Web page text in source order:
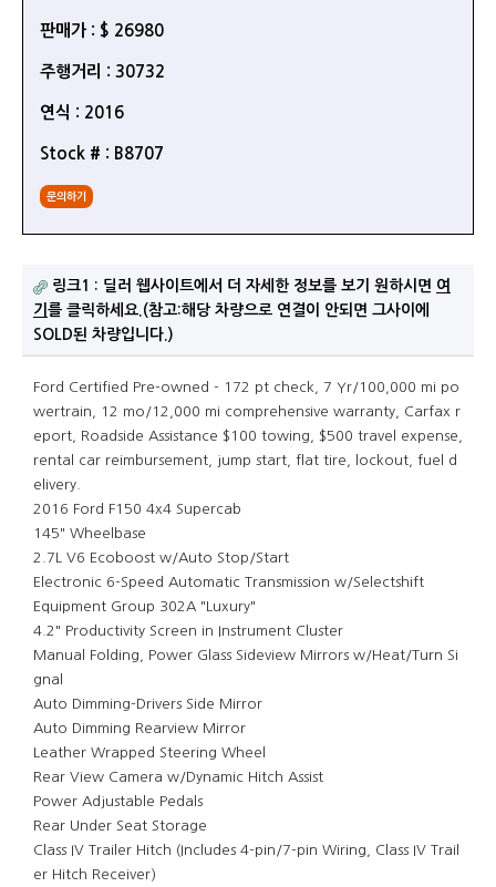
판매가 : $ 26980
주행거리 : 30732
연식 : 2016
Stock # : B8707
문의하기
링크1 : 딜러 웹사이트에서 더 자세한 정보를 보기 원하시면 여
기 를 클릭하세요.(참고:해당 차량으로 연결이 안되면 그사이에
SOLD된 차량입니다.)
Ford Certified Pre-owned - 172 pt check, 7 Yr/100,000 mi po
wertrain, 12 mo/12,000 mi comprehensive warranty, Carfax r
eport, Roadside Assistance $100 towing, $500 travel expense,
rental car reimbursement, jump start, flat tire, lockout, fuel d
elivery.
2016 Ford F150 4x4 Supercab
145" Wheelbase
2.7L V6 Ecoboost w/Auto Stop/Start
Electronic 6-Speed Automatic Transmission w/Selectshift
Equipment Group 302A "Luxury"
4.2" Productivity Screen in Instrument Cluster
Manual Folding, Power Glass Sideview Mirrors w/Heat/Turn Si
gnal
Auto Dimming-Drivers Side Mirror
Auto Dimming Rearview Mirror
Leather Wrapped Steering Wheel
Rear View Camera w/Dynamic Hitch Assist
Power Adjustable Pedals
Rear Under Seat Storage
Class IV Trailer Hitch (Includes 4-pin/7-pin Wiring, Class IV Trail
er Hitch Receiver)